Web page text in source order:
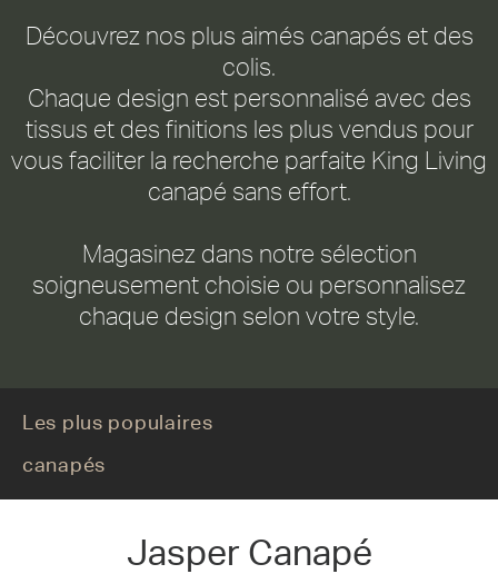
Découvrez nos plus aimés canapés et des
colis.
Chaque design est personnalisé avec des
tissus et des finitions les plus vendus pour
vous faciliter la recherche parfaite King Living
canapé sans effort.
Magasinez dans notre sélection
soigneusement choisie ou personnalisez
chaque design selon votre style.
Les plus populaires
canapés
Jasper Canapé